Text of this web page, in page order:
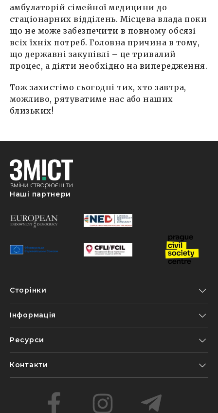
амбулаторій сімейної медицини до
стаціонарних відділень. Місцева влада поки
що не може забезпечити в повному обсязі
всіх їхніх потреб. Головна причина в тому,
що державні закупівлі – це тривалий
процес, а діяти необхідно на випередження.
Тож захистімо сьогодні тих, хто завтра,
можливо, рятуватиме нас або наших
близьких!
Наші партнери
Сторінки
Інформація
Ресурси
Контакти